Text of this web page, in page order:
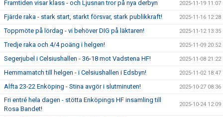
Framtiden visar klass - och Ljusnan tror på nya derbyn 2025-11-19 11:07
Fjärde raka - stark start, starkt försvar, stark publikkraft! 2025-11-16 12:28
Toppmöte på lördag - vi behöver DIG på läktaren! 2025-11-12 13:35
Tredje raka och 4/4 poäng i helgen! 2025-11-09 20:52
Segerjubel i Celsiushallen - 36-18 mot Vadstena HF! 2025-11-08 21:22
Hemmamatch till helgen - i Celsiushallen i Edsbyn! 2025-11-02 18:47
Alfta 23-22 Enköping - Stina avgör i slutminuten! 2025-10-27 08:36
Fri entré hela dagen - stötta Enköpings HF insamling till
Rosa Bandet!
2025-10-24 12:09